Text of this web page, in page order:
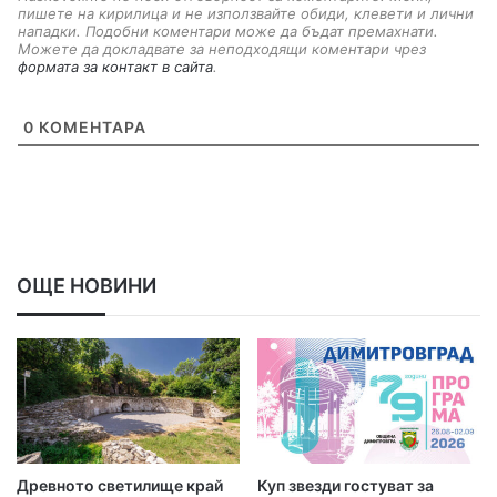
пишете на кирилица и не използвайте обиди, клевети и лични
нападки. Подобни коментари може да бъдат премахнати.
Можете да докладвате за неподходящи коментари чрез
формата за контакт в сайта.
0 КОМЕНТАРА
ОЩЕ НОВИНИ
Древното светилище край Куп звезди гостуват за